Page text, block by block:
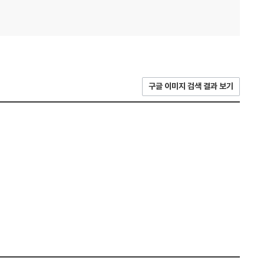
구글 이미지 검색 결과 보기